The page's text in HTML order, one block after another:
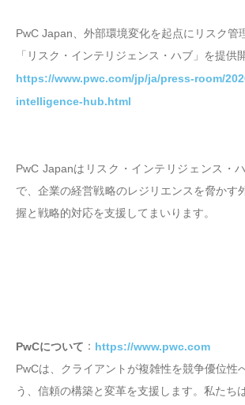
PwC Japan、外部環境変化を起点にリスク管
「リスク・インテリジェンス・ハブ」を提供
https://www.pwc.com/jp/ja/press-room/
intelligence-hub.html
PwC Japanはリスク・インテリジェンス・
で、企業の経営戦略のレジリエンスを脅かす
握と戦略的対応を支援してまいります。
PwCについて ： https://www.pwc.com
PwCは、クライアントが複雑性を競争優位性
う、信頼の構築と変革を支援します。私たち